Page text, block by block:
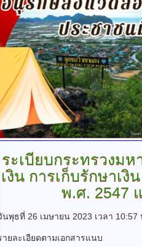
ระเบียบกระทรวงมห
เงิน การเก็บรักษาเ
พ.ศ. 2547
นพุธที่ 26 เมษายน 2023 เวลา 10:57
ายละเอียดตามเอกสารแนบ